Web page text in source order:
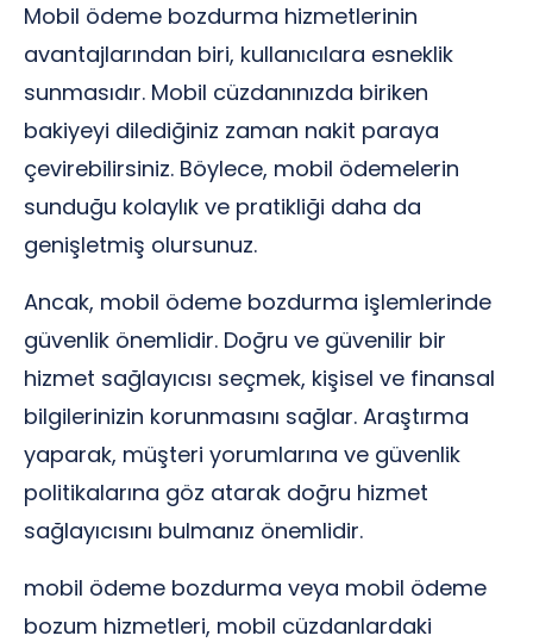
Mobil ödeme bozdurma hizmetlerinin
avantajlarından biri, kullanıcılara esneklik
sunmasıdır. Mobil cüzdanınızda biriken
bakiyeyi dilediğiniz zaman nakit paraya
çevirebilirsiniz. Böylece, mobil ödemelerin
sunduğu kolaylık ve pratikliği daha da
genişletmiş olursunuz.
Ancak, mobil ödeme bozdurma işlemlerinde
güvenlik önemlidir. Doğru ve güvenilir bir
hizmet sağlayıcısı seçmek, kişisel ve finansal
bilgilerinizin korunmasını sağlar. Araştırma
yaparak, müşteri yorumlarına ve güvenlik
politikalarına göz atarak doğru hizmet
sağlayıcısını bulmanız önemlidir.
mobil ödeme bozdurma veya mobil ödeme
bozum hizmetleri, mobil cüzdanlardaki